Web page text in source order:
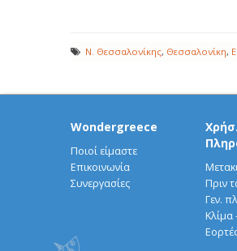
Ν. Θεσσαλονίκης, Θεσσαλονίκη,
Wondergreece
Ποιοί είμαστε
Επικοινωνία
Συνεργασίες
Χρήσ.
Πριν
Γεν.
Κλίμα